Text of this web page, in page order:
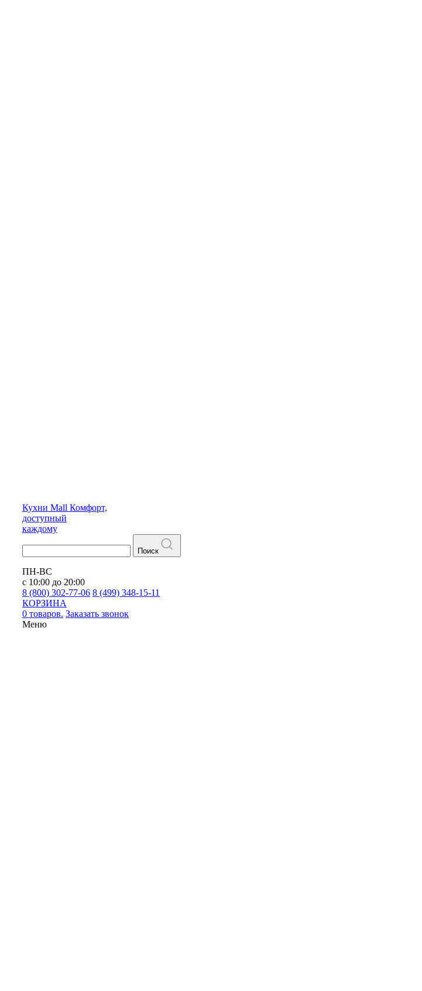
Кухни Mall Комфорт,
доступный
каждому
Поиск
ПН-ВС
с 10:00 до 20:00
8 (800) 302-77-06 8 (499) 348-15-11
КОРЗИНА
0 товаров. Заказать звонок
Меню